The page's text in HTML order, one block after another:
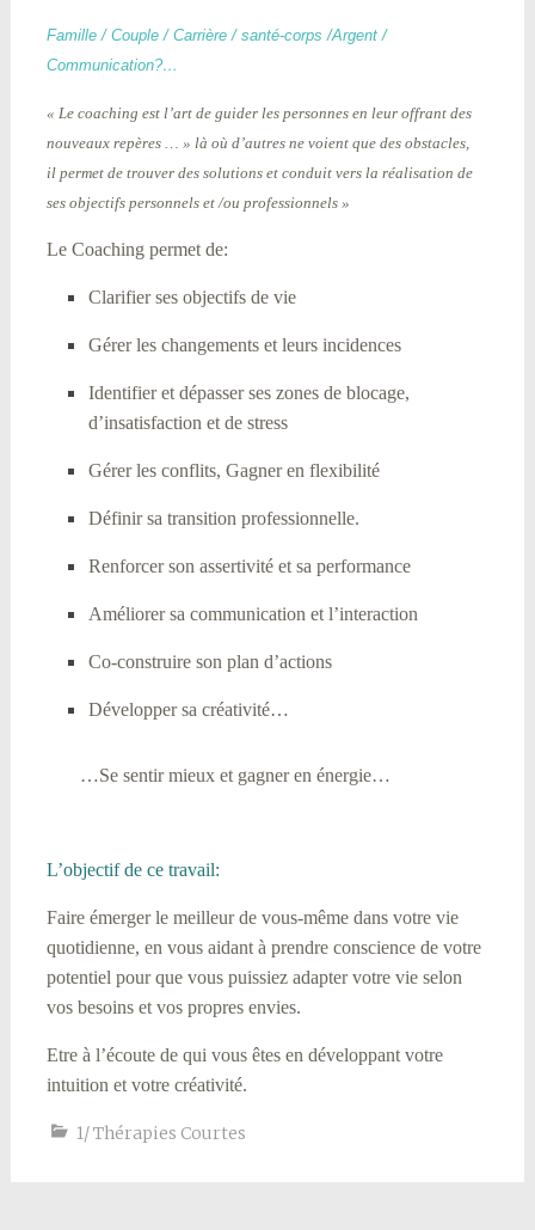
Famille / Couple / Carrière / santé-corps /Argent /
Communication?…
« Le coaching est l’art de guider les personnes en leur offrant des
nouveaux repères … » là où d’autres ne voient que des obstacles,
il permet de trouver des solutions et conduit vers la réalisation de
ses objectifs personnels et /ou professionnels »
Le Coaching permet de:
Clarifier ses objectifs de vie
Gérer les changements et leurs incidences
Identifier et dépasser ses zones de blocage,
d’insatisfaction et de stress
Gérer les conflits, Gagner en flexibilité
Définir sa transition professionnelle.
Renforcer son assertivité et sa performance
Améliorer sa communication et l’interaction
Co-construire son plan d’actions
Développer sa créativité…
…Se sentir mieux et gagner en énergie…
L’objectif de ce travail:
Faire émerger le meilleur de vous-même dans votre vie
quotidienne, en vous aidant à prendre conscience de votre
potentiel pour que vous puissiez adapter votre vie selon
vos besoins et vos propres envies.
Etre à l’écoute de qui vous êtes en développant votre
intuition et votre créativité.
1/ Thérapies Courtes